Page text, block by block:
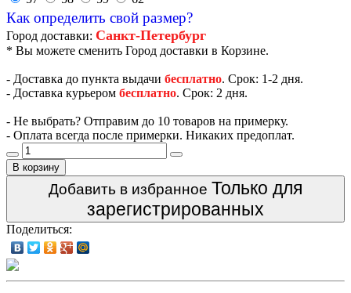
Как определить свой размер?
Город доставки: Санкт-Петербург
* Вы можете сменить Город доставки в Корзине.
- Доставка до пункта выдачи бесплатно. Срок: 1-2 дня.
- Доставка курьером бесплатно. Срок: 2 дня.
- Не выбрать? Отправим до 10 товаров на примерку.
- Оплата всегда после примерки. Никаких предоплат.
В корзину
Добавить в избранное Только для
зарегистрированных
Поделиться: